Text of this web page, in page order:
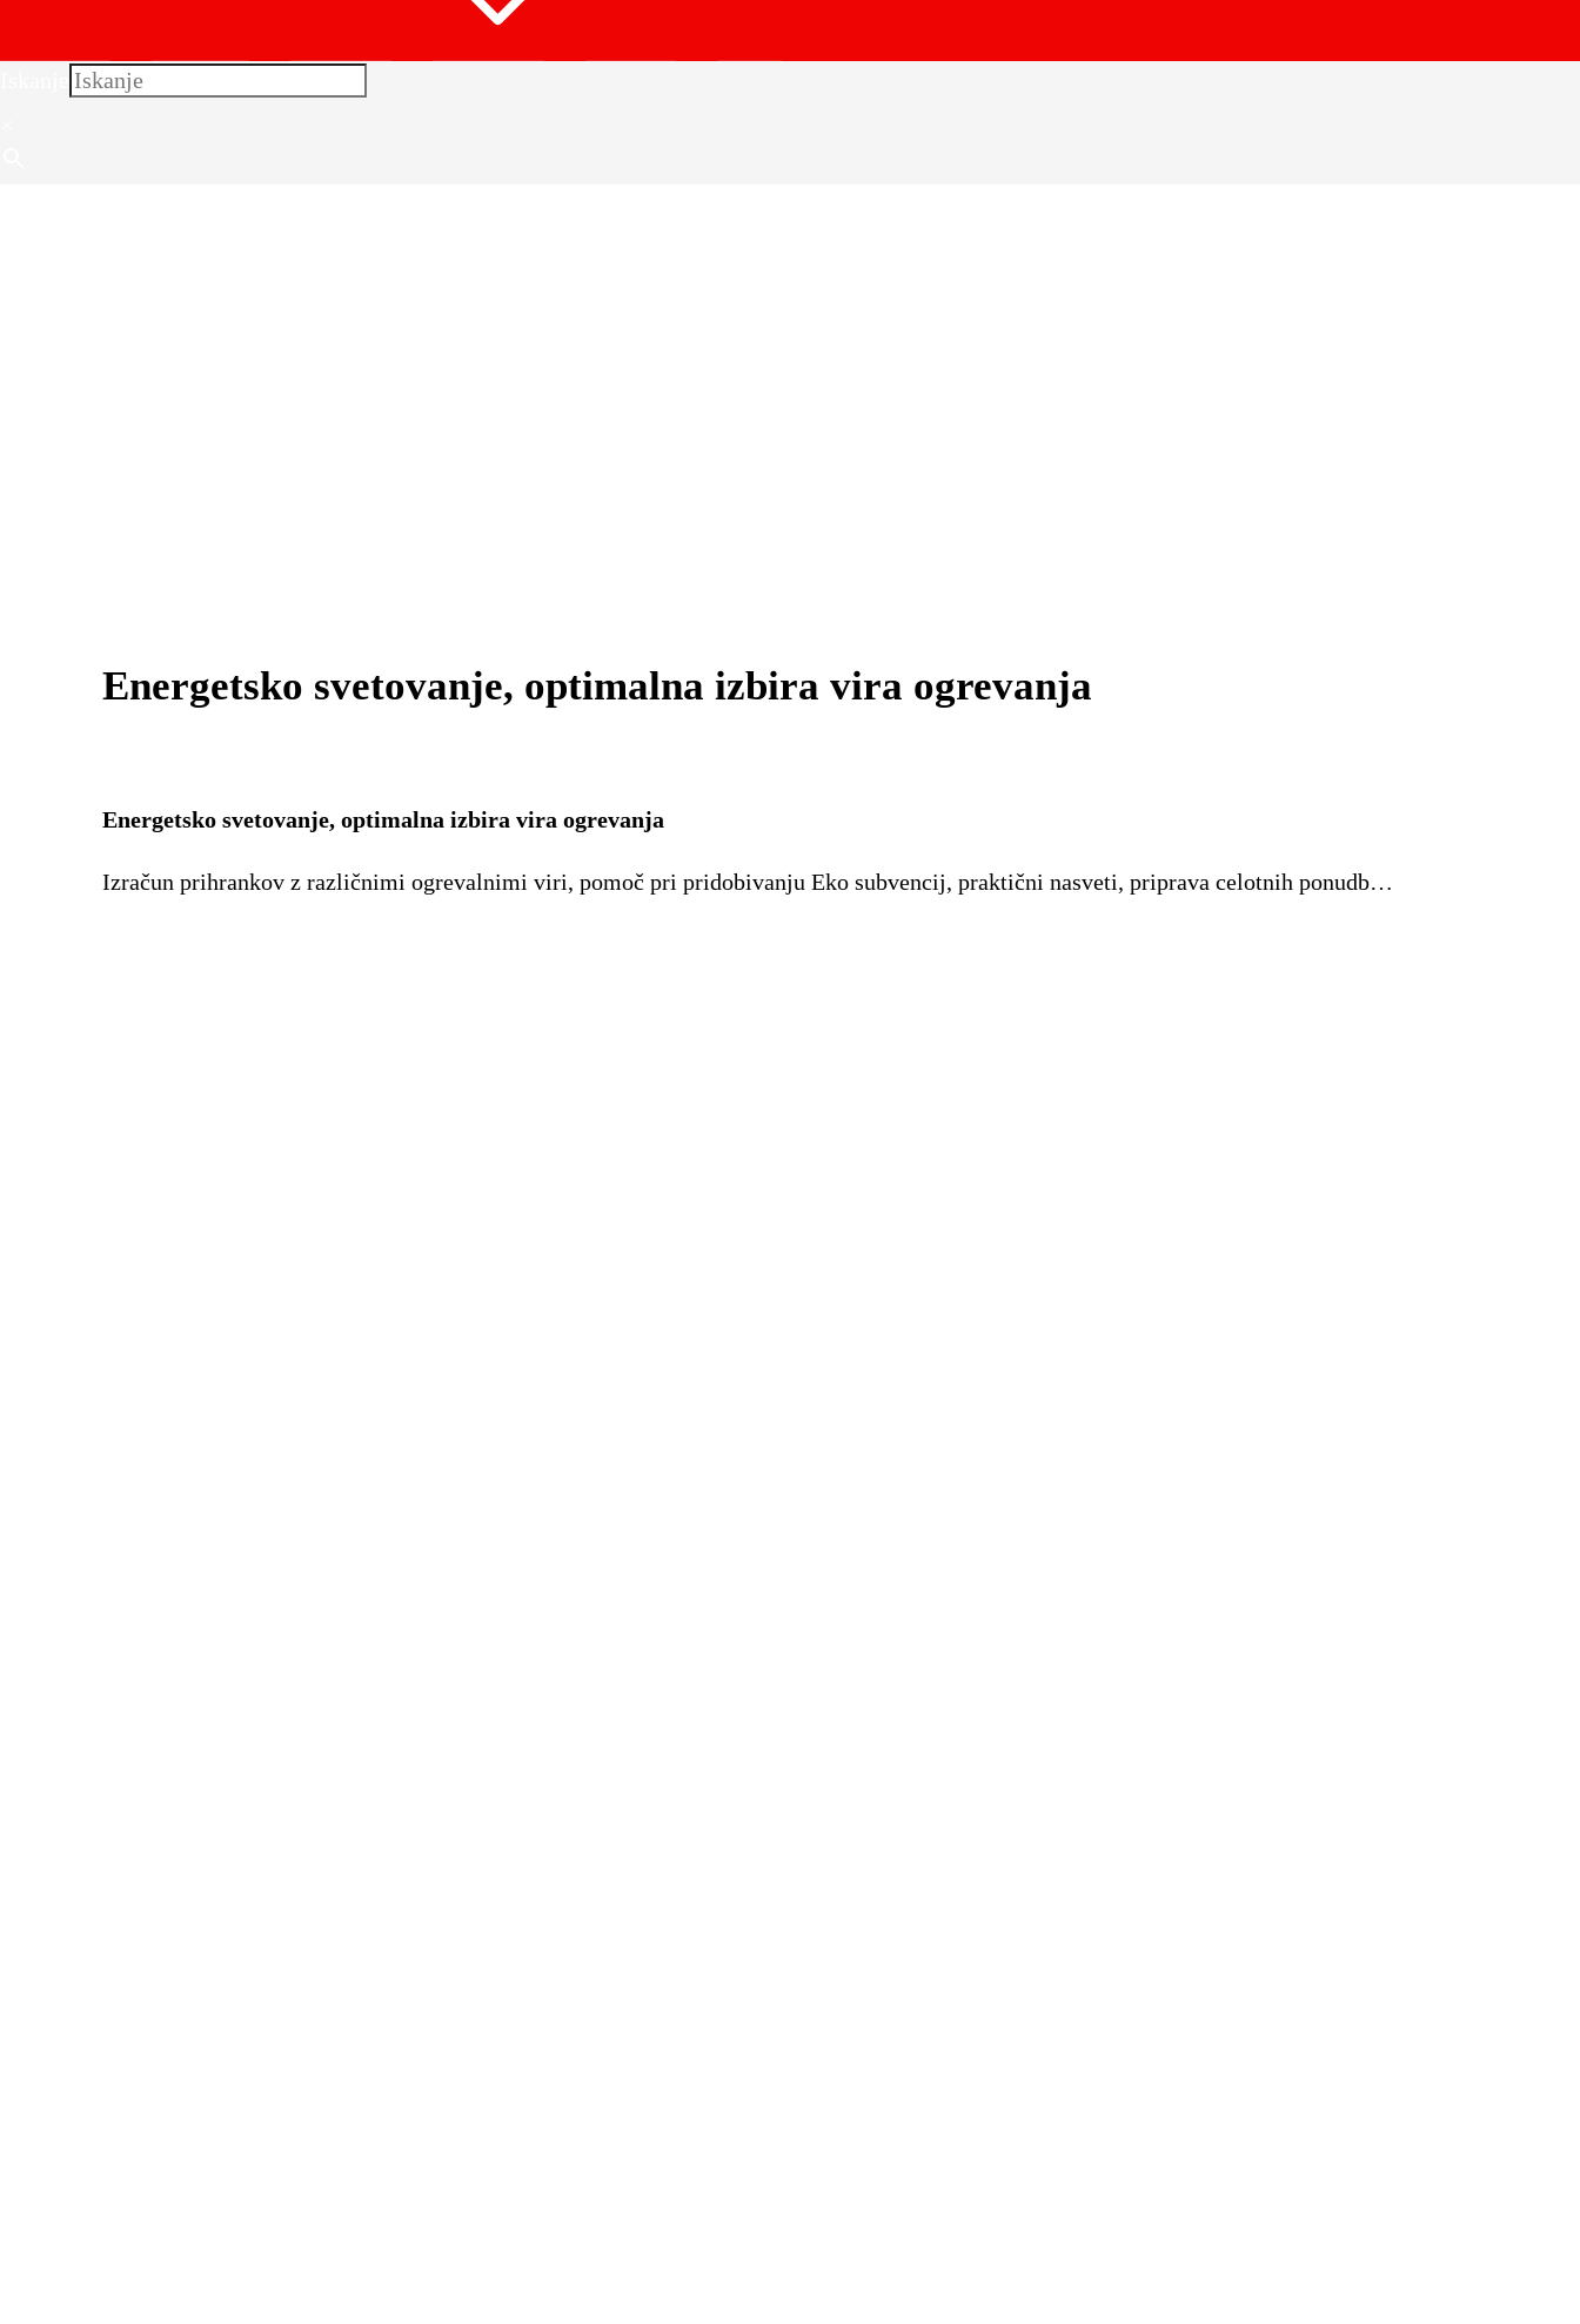
Energetsko svetovanje, optimalna izbira vira ogrevanja
Energetsko svetovanje, optimalna izbira vira ogrevanja
Izračun prihrankov z različnimi ogrevalnimi viri, pomoč pri pridobivanju Eko subvencij, praktični nasveti, priprava celotnih ponudb…